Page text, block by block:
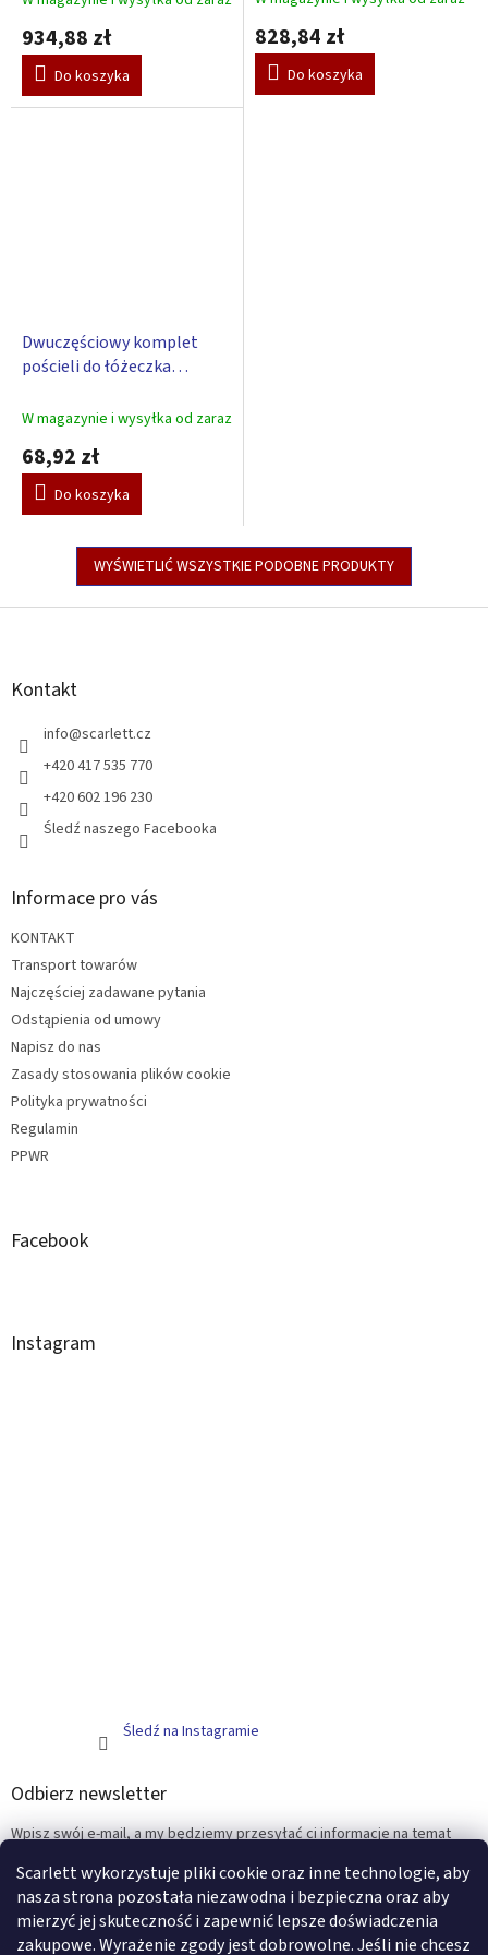
Scarlett wykorzystuje pliki cookie oraz inne technologie, aby
nasza strona pozostała niezawodna i bezpieczna oraz aby
mierzyć jej skuteczność i zapewnić lepsze doświadczenia
zakupowe. Wyrażenie zgody jest dobrowolne. Jeśli nie chcesz
934,88 zł
Do koszyka
828,84 zł
Do koszyka
Dwuczęściowy komplet
pościeli do łóżeczka
W magazynie i wysyłka od zaraz
68,92 zł
Do koszyka
WYŚWIETLIĆ WSZYSTKIE PODOBNE PRODUKTY
S
Kontakt
info@scarlett.cz
+420 417 535 770
+420 602 196 230
Śledź naszego Facebooka
Informace pro vás
KONTAKT
Transport towarów
Najczęściej zadawane pytania
Odstąpienia od umowy
Napisz do nas
Zasady stosowania plików cookie
Polityka prywatności
Regulamin
PPWR
Facebook
Instagram
Śledź na Instagramie
Odbierz newsletter
Wpisz swój e-mail, a my będziemy przesyłać ci informacje na temat
E-mail